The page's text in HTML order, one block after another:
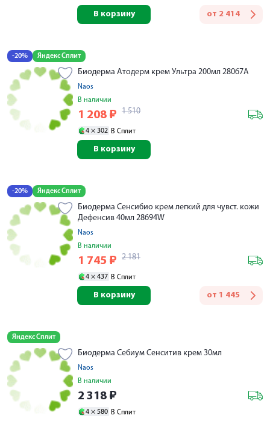
от 2 414
В корзину
-20% Яндекс Сплит
Биодерма Атодерм крем Ультра 200мл 28067A
Naos
В наличии
1 208 ₽ 1 510
4 × 302 В Сплит
В корзину
-20% Яндекс Сплит
Биодерма Сенсибио крем легкий для чувст. кожи
Дефенсив 40мл 28694W
Naos
В наличии
1 745 ₽ 2 181
4 × 437 В Сплит
от 1 445
В корзину
Яндекс Сплит
Биодерма Себиум Сенситив крем 30мл
Naos
В наличии
2 318 ₽
4 × 580 В Сплит